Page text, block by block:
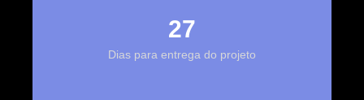
30
Dias para entrega do projeto